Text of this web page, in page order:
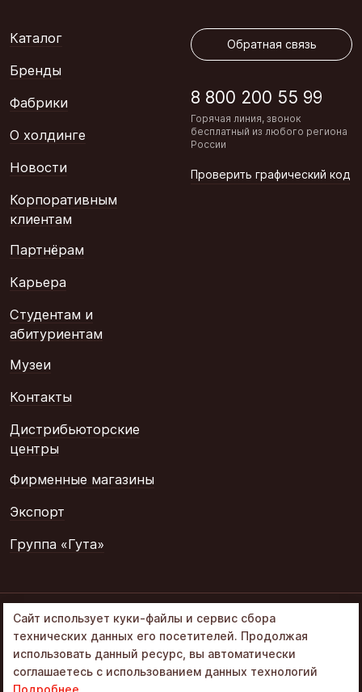
Каталог
Бренды
Фабрики
О холдинге
Новости
Корпоративным
клиентам
Партнёрам
Карьера
Студентам и
абитуриентам
Музеи
Контакты
Дистрибьюторские
центры
Фирменные магазины
Экспорт
Группа «Гута»
Обратная связь
8 800 200 55 99
Горячая линия, звонок
бесплатный из любого региона
России
Проверить графический код
© 2002–2026
«Объединенные
кондитеры» в составе
Политика обработки ПД
Сайт использует куки-файлы и сервис сбора
технических данных его посетителей. Продолжая
использовать данный ресурс, вы автоматически
соглашаетесь с использованием данных технологий
Подробнее